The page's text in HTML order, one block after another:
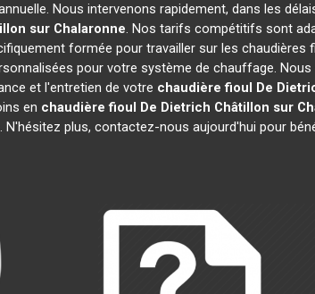
Nous intervenons rapidement, dans les
sur Chalaronne. Nos tarifs compétitifs sont
formée pour travailler sur les chaudières
pour votre système de chauffage.
et l'entretien de votre chaudière fioul De
en chaudière fioul De Dietrich Châtillon sur
plus, contactez-nous aujourd'hui pour